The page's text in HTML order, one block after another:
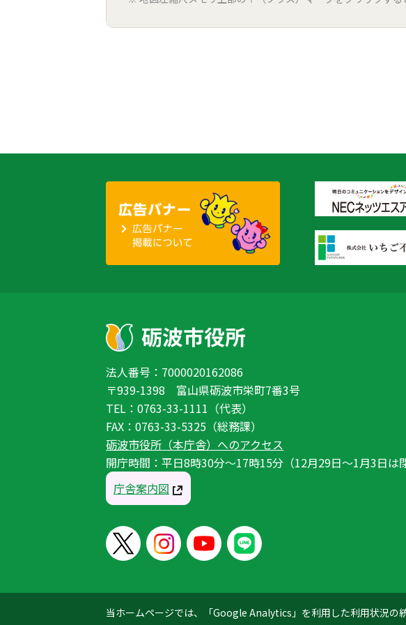
当ホームページでは、「Google Analytics」を利用した利用状況の
法人番号：7000020162086
〒939-1398 富山県砺波市栄町7番3号
TEL：0763-33-1111（代表）
FAX：0763-33-5325（総務課）
砺波市役所（本庁舎）へのアクセス
開庁時間：平日8時30分〜17時15分（12月29日〜1月3日は
庁舎案内図